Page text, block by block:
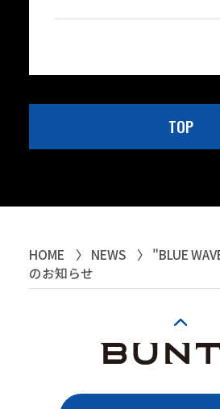
TOP
HOME NEWS
"BLUE
のお知らせ